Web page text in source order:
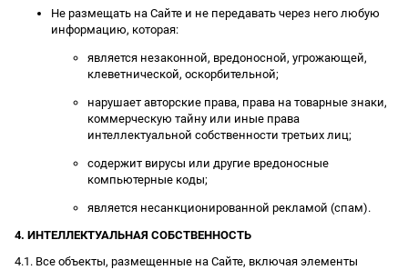
Не размещать на Сайте и не передавать через него любую
информацию, которая:
является незаконной, вредоносной, угрожающей,
клеветнической, оскорбительной;
нарушает авторские права, права на товарные знаки,
коммерческую тайну или иные права
интеллектуальной собственности третьих лиц;
содержит вирусы или другие вредоносные
компьютерные коды;
является несанкционированной рекламой (спам).
4. ИНТЕЛЛЕКТУАЛЬНАЯ СОБСТВЕННОСТЬ
4.1. Все объекты, размещенные на Сайте, включая элементы